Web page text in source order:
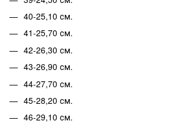
40-25,10 см.
41-25,70 см.
42-26,30 см.
43-26,90 см.
44-27,70 см.
45-28,20 см.
46-29,10 см.